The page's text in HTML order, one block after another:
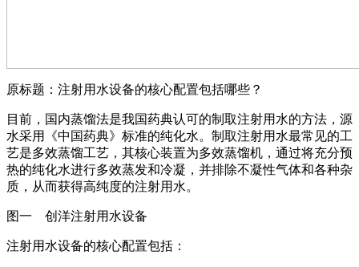
原标题：注射用水设备的核心配置包括哪些？
目前，国内蒸馏法是我国药典认可的制取注射用水的方法，源
水采用《中国药典》标准的纯化水。制取注射用水最常见的工
艺是多效蒸馏工艺，其核心装置为多效蒸馏机，通过将充分预
热的纯化水进行多效蒸发和冷凝，并排除不凝性气体和各种杂
质，从而获得高纯度的注射用水。
图一 创洋注射用水设备
注射用水设备的核心配置包括：